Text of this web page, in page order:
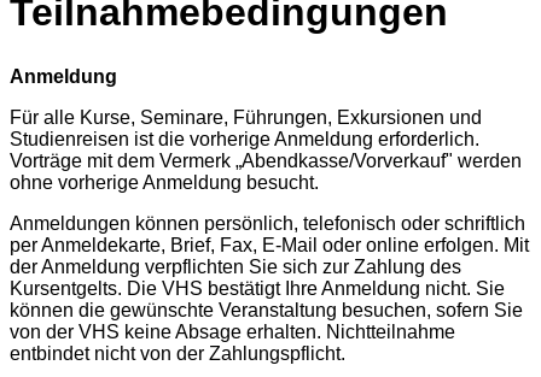
Teilnahmebedingungen
Anmeldung
Für alle Kurse, Seminare, Führungen, Exkursionen und
Studienreisen ist die vorherige Anmeldung erforderlich.
Vorträge mit dem Vermerk „Abendkasse/Vorverkauf" werden
ohne vorherige Anmeldung besucht.
Anmeldungen können persönlich, telefonisch oder schriftlich
per Anmeldekarte, Brief, Fax, E-Mail oder online erfolgen. Mit
der Anmeldung verpflichten Sie sich zur Zahlung des
Kursentgelts. Die VHS bestätigt Ihre Anmeldung nicht. Sie
können die gewünschte Veranstaltung besuchen, sofern Sie
von der VHS keine Absage erhalten. Nichtteilnahme
entbindet nicht von der Zahlungspflicht.